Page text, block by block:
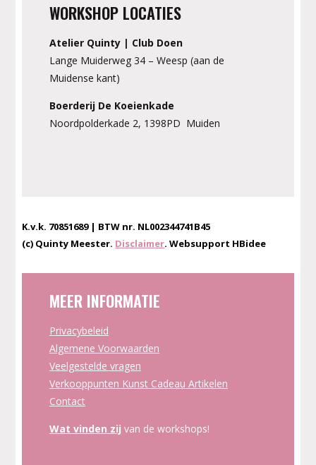
WORKSHOP LOCATIES
Atelier Quinty | Club Doen
Lange Muiderweg 34 – Weesp (aan de
Muidense kant)
Boerderij De Koeienkade
Noordpolderkade 2, 1398PD Muiden
K.v.k. 70851689 | BTW nr. NL002344741B45
(c) Quinty Meester. Disclaimer. Websupport HBidee
MEER INFORMATIE
Privacybeleid
Algemene Voorwaarden
Veelgestelde vragen
Verkooppunten Kunst Cadeau Artikelen
Contact
Wat vinden zij van de workshops!